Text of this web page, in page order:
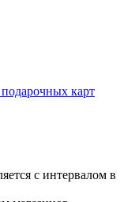
карт
с интервалом в